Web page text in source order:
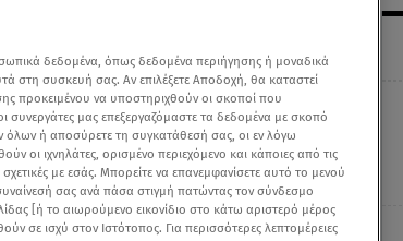
δεδομένα, όπως δεδομένα περιήγησης ή μοναδικά
στη συσκευή σας. Αν επιλέξετε Αποδοχή, θα καταστεί
προκειμένου να υποστηριχθούν οι σκοποί που
συνεργάτες μας επεξεργαζόμαστε τα δεδομένα με σκοπό
ή αποσύρετε τη συγκατάθεσή σας, οι εν λόγω
οι ιχνηλάτες, ορισμένο περιεχόμενο και κάποιες από τις
με εσάς. Μπορείτε να επανεμφανίσετε αυτό το μενού
σας ανά πάσα στιγμή πατώντας τον σύνδεσμο
[ή το αιωρούμενο εικονίδιο στο κάτω αριστερό μέρος
σε ισχύ στον Ιστότοπος. Για περισσότερες λεπτομέρειες